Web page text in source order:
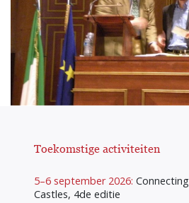
Toekomstige activiteiten
5–6 september 2026: Connecting
Castles, 4de editie